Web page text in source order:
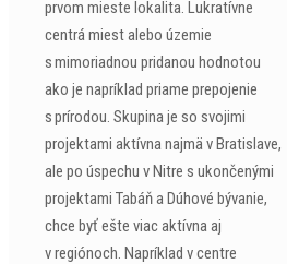
prvom mieste lokalita. Lukratívne
centrá miest alebo územie
s mimoriadnou pridanou hodnotou
ako je napríklad priame prepojenie
s prírodou. Skupina je so svojimi
projektami aktívna najmä v Bratislave,
ale po úspechu v Nitre s ukončenými
projektami Tabáň a Dúhové bývanie,
chce byť ešte viac aktívna aj
v regiónoch. Napríklad v centre